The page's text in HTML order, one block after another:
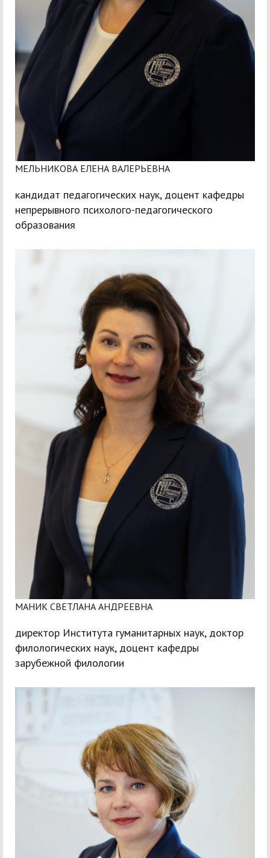
МЕЛЬНИКОВА ЕЛЕНА ВАЛЕРЬЕВНА
кандидат педагогических наук, доцент кафедры
непрерывного психолого-педагогического
образования
МАНИК СВЕТЛАНА АНДРЕЕВНА
директор Института гуманитарных наук, доктор
филологических наук, доцент кафедры
зарубежной филологии